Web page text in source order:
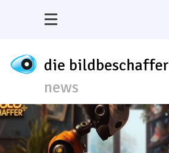
die bildbeschaffer
news